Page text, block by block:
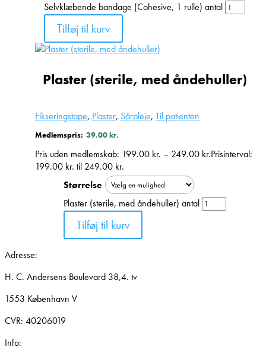
Selvklæbende bandage (Cohesive, 1 rulle) antal
Tilføj til kurv
Fikseringstape, Plaster, Sårpleje, Til patienten
Plaster (sterile, med åndehuller)
Medlemspris: 39.00kr.
Pris uden medlemskab: 199.00 kr. – 249.00 kr.Prisinterval:
199.00 kr. til 249.00 kr.
Størrelse
Plaster (sterile, med åndehuller) antal
Tilføj til kurv
Adresse:
H. C. Andersens Boulevard 38,4. tv
1553 København V
CVR: 40206019
Info: